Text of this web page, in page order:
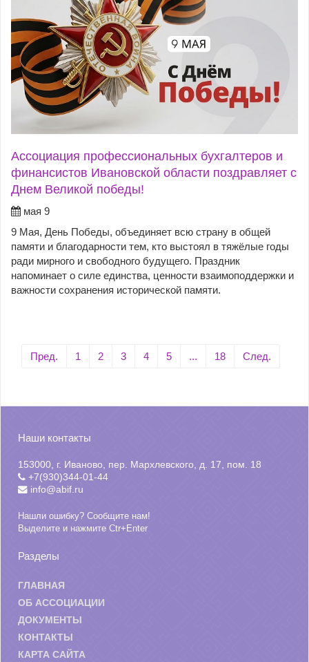
Ассоциация профессиональных бухгалтеров и
финансистов Ивановской области поздравляет с
Днем Великой победы!
мая 9
9 Мая, День Победы, объединяет всю страну в общей
памяти и благодарности тем, кто выстоял в тяжёлые годы
ради мирного и свободного будущего. Праздник
напоминает о силе единства, ценности взаимоподдержки и
важности сохранения исторической памяти.
Пред. 1 2 3 4 5 ... 18 След.
Наши контакты
153000, г. Иваново, пер. Мархлевского, д. 17, пом. 18
+7(930)344-01-44
info@abif.ru
Нашли ошибку? Сообщите нам!
Выделите и нажмите Ctr+Enter
Разделы
ГЛАВНАЯ
ОБ АССОЦИАЦИИ
ДОКУМЕНТЫ
КОНТАКТЫ
КАРТА САЙТА